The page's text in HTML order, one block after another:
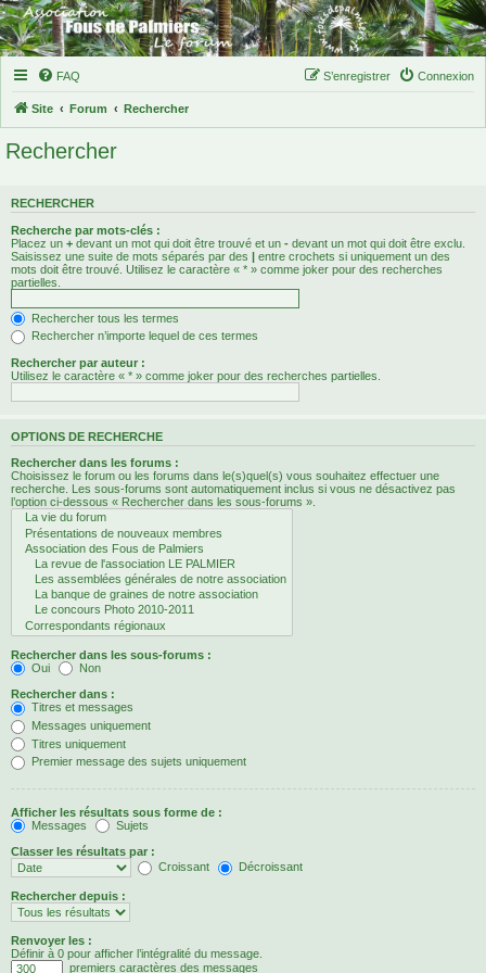
FAQ Connexion
S’enregistrer
Site Forum Rechercher
Rechercher
RECHERCHER
Recherche par mots-clés :
Placez un + devant un mot qui doit être trouvé et un - devant un mot qui doit être exclu.
Saisissez une suite de mots séparés par des | entre crochets si uniquement un des
mots doit être trouvé. Utilisez le caractère « * » comme joker pour des recherches
partielles.
Rechercher tous les termes
Rechercher n’importe lequel de ces termes
Rechercher par auteur :
Utilisez le caractère « * » comme joker pour des recherches partielles.
OPTIONS DE RECHERCHE
Rechercher dans les forums :
Choisissez le forum ou les forums dans le(s)quel(s) vous souhaitez effectuer une
recherche. Les sous-forums sont automatiquement inclus si vous ne désactivez pas
l’option ci-dessous « Rechercher dans les sous-forums ».
Rechercher dans les sous-forums :
Oui
Non
Rechercher dans :
Titres et messages
Messages uniquement
Titres uniquement
Premier message des sujets uniquement
Afficher les résultats sous forme de :
Messages
Sujets
Classer les résultats par :
Croissant
Décroissant
Rechercher depuis :
Renvoyer les :
Définir à 0 pour afficher l’intégralité du message.
premiers caractères des messages